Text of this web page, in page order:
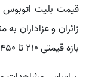
قیمت بلیت اتوبوس
زائران و عزاداران
بازه قیمتی ۲۱۰ تا ۴۵۰ هزار تومان است.